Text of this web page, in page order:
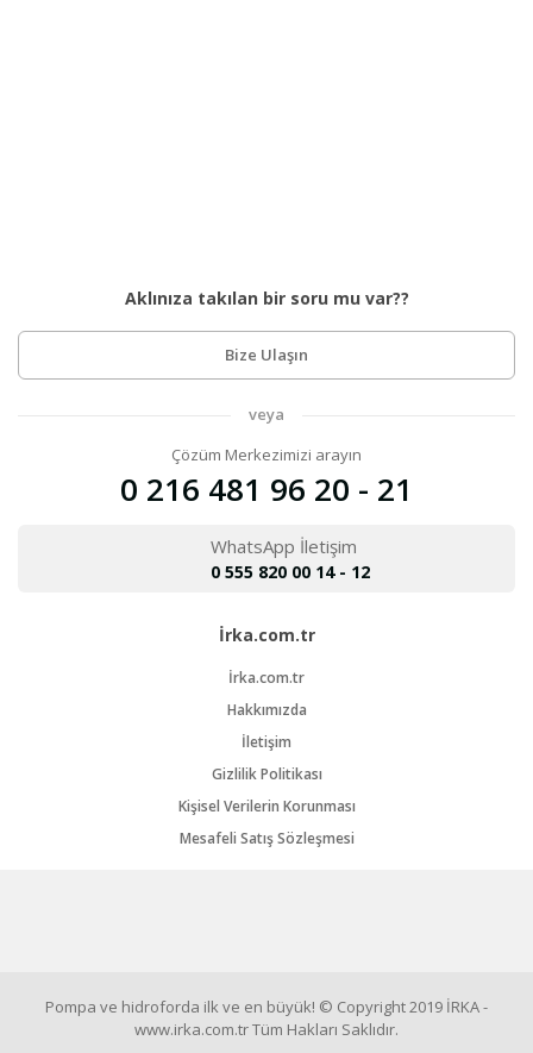
Aklınıza takılan bir soru mu var??
Bize Ulaşın
veya
Çözüm Merkezimizi arayın
0 216 481 96 20 - 21
WhatsApp İletişim
0 555 820 00 14 - 12
İrka.com.tr
İrka.com.tr
Hakkımızda
İletişim
Gizlilik Politikası
Kişisel Verilerin Korunması
Mesafeli Satış Sözleşmesi
Pompa ve hidroforda ilk ve en büyük! © Copyright 2019 İRKA -
www.irka.com.tr Tüm Hakları Saklıdır.